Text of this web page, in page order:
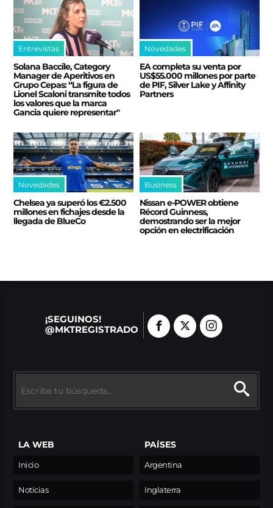
Entrevistas
Solana Baccile, Category
Manager de Aperitivos en
Grupo Cepas: “La figura de
Lionel Scaloni transmite todos
los valores que la marca
Gancia quiere representar"
Novedades
EA completa su venta por
US$55.000 millones por parte
de PIF, Silver Lake y Affinity
Partners
Novedades
Chelsea ya superó los €2.500
millones en fichajes desde la
llegada de BlueCo
Business
Nissan e‑POWER obtiene
Récord Guinness,
demostrando ser la mejor
opción en electrificación
¡SEGUINOS!
@MKTREGISTRADO
LA WEB
Inicio
Noticias
PAÍSES
Argentina
Inglaterra